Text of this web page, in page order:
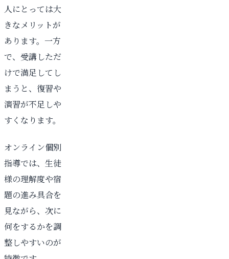
人にとっては大
きなメリットが
あります。一方
で、受講しただ
けで満足してし
まうと、復習や
演習が不足しや
すくなります。
オンライン個別
指導では、生徒
様の理解度や宿
題の進み具合を
見ながら、次に
何をするかを調
整しやすいのが